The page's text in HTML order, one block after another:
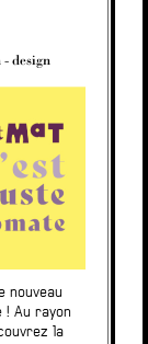
- design
nouveau
! Au rayon
la